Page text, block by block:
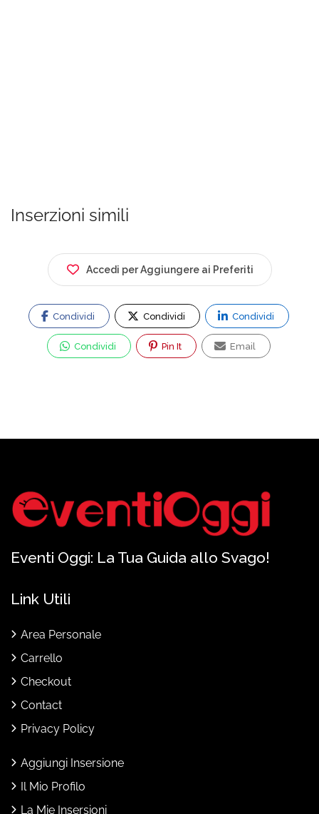
Inserzioni simili
Accedi per Aggiungere ai Preferiti
Condividi Condividi Condividi
Condividi Pin It Email
Eventi Oggi: La Tua Guida allo Svago!
Link Utili
Area Personale
Carrello
Checkout
Contact
Privacy Policy
Aggiungi Insersione
Il Mio Profilo
La Mie Insersioni